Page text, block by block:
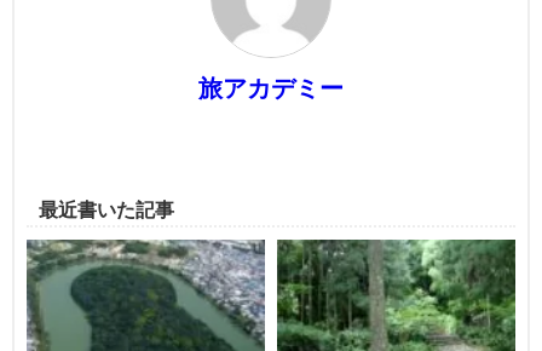
旅アカデミー
最近書いた記事